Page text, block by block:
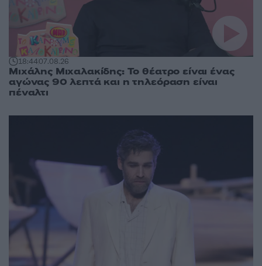
18:4407.08.26
Μιχάλης Μιχαλακίδης: Το θέατρο είναι ένας
αγώνας 90 λεπτά και η τηλεόραση είναι
πέναλτι